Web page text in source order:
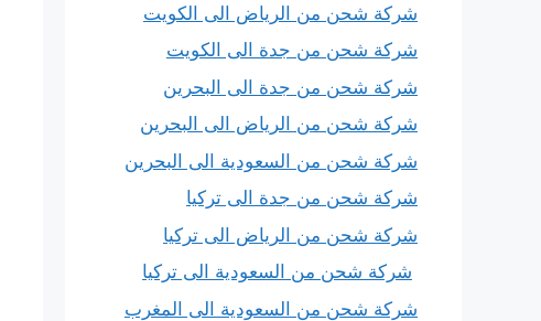
شركة شحن من الرياض الى الكويت
شركة شحن من جدة الى الكويت
شركة شحن من جدة الى البحرين
شركة شحن من الرياض الى البحرين
شركة شحن من السعودية الى البحرين
شركة شحن من جدة الى تركيا
شركة شحن من الرياض الى تركيا
شركة شحن من السعودية الى تركيا
شركة شحن من السعودية الى المغرب